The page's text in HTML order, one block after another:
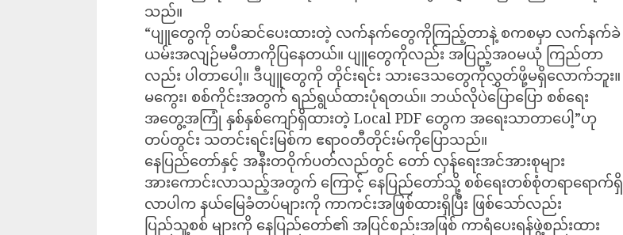
သည်။
“ပျူတွေကို တပ်ဆင်ပေးထားတဲ့ လက်နက်တွေကိုကြည့်တာနဲ့ စကစမှာ လက်နက်ခဲ
ယမ်းအလျဉ်မမီတာကိုပြနေတယ်။ ပျူတွေကိုလည်း အပြည့်အ၀မယုံ ကြည်တာ
လည်း ပါတာပေါ့။ ဒီပျူတွေကို တိုင်းရင်း သားဒေသတွေကိုလွှတ်ဖို့မရှိလောက်ဘူး။
မကွေး၊ စစ်ကိုင်းအတွက် ရည်ရွယ်ထားပုံရတယ်။ ဘယ်လိုပဲပြောပြော စစ်ရေး
အတွေ့အကြုံ နှစ်နှစ်ကျော်ရှိထားတဲ့ Local PDF တွေက အရေးသာတာပေါ့”ဟု
တပ်တွင်း သတင်းရင်းမြစ်က ဧရာ၀တီတိုင်းမ်ကိုပြောသည်။
နေပြည်တော်နှင့် အနီးတဝိုက်ပတ်လည်တွင် တော် လှန်ရေးအင်အားစုများ
အားကောင်းလာသည့်အတွက် ကြောင့် နေပြည်တော်သို့ စစ်ရေးတစ်စုံတရာရောက်ရှိ
လာပါက နယ်မြေခံတပ်များကို ကာကင်းအဖြစ်ထားရှိပြီး ဖြစ်သော်လည်း
ပြည်သူ့စစ် များကို နေပြည်တော်၏ အပြင်စည်းအဖြစ် ကာရံပေးရန်ဖွဲ့စည်းထား